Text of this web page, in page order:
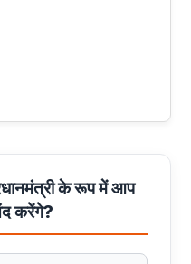
के रूप में आप
करेंगे?